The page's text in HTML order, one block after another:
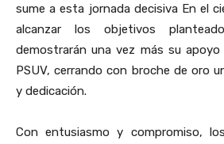
sume a esta jornada decisiva En el
alcanzar los objetivos
demostrarán una vez más su
PSUV, cerrando con broche de oro
y dedicación.
Con entusiasmo y compromiso,